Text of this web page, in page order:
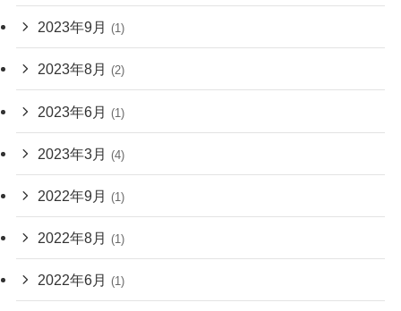
2023年9月 (1)
2023年8月 (2)
2023年6月 (1)
2023年3月 (4)
2022年9月 (1)
2022年8月 (1)
2022年6月 (1)